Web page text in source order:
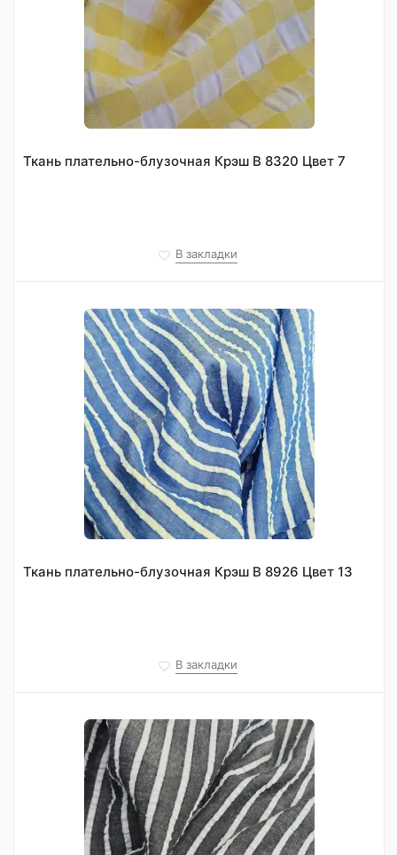
Ткань плательно-блузочная Крэш В 8320 Цвет 7
В закладки
Ткань плательно-блузочная Крэш В 8926 Цвет 13
В закладки